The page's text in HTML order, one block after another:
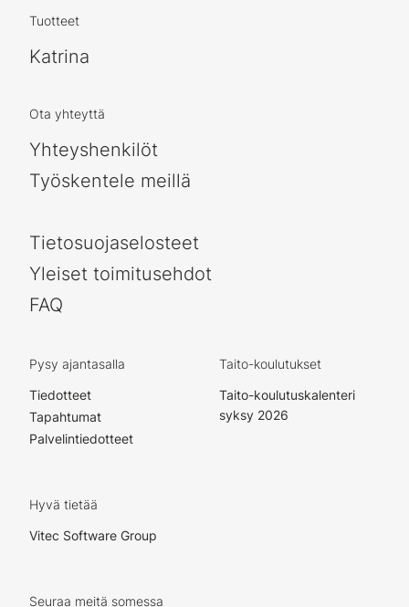
Tuotteet
Katrina
Ota yhteyttä
Yhteyshenkilöt
Työskentele meillä
Tietosuojaselosteet
Yleiset toimitusehdot
FAQ
Pysy ajantasalla
Tiedotteet
Tapahtumat
Palvelintiedotteet
Taito-koulutukset
Taito-koulutuskalenteri
syksy 2026
Hyvä tietää
Vitec Software Group
Seuraa meitä somessa